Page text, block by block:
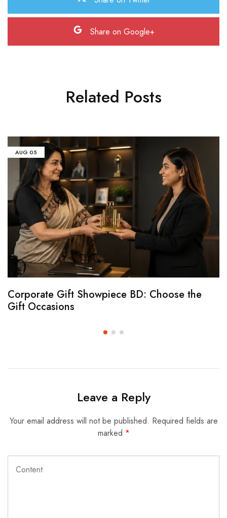
Share on Google+
Related Posts
AUG 05
Corporate Gift Showpiece BD: Choose the
Gift Occasions
Leave a Reply
Your email address will not be published. Required fields are
marked *